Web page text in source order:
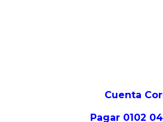
Cuenta
Pagar 0102